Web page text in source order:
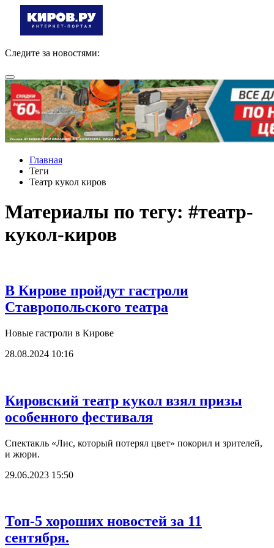
Следите за новостями:
Главная
Теги
Театр кукол киров
Материалы по тегу: #театр-
кукол-киров
В Кирове пройдут гастроли
Ставропольского театра
Новые гастроли в Кирове
28.08.2024 10:16
Кировский театр кукол взял призы
особенного фестиваля
Спектакль «Лис, который потерял цвет» покорил и зрителей,
и жюри.
29.06.2023 15:50
Топ-5 хороших новостей за 11
сентября.